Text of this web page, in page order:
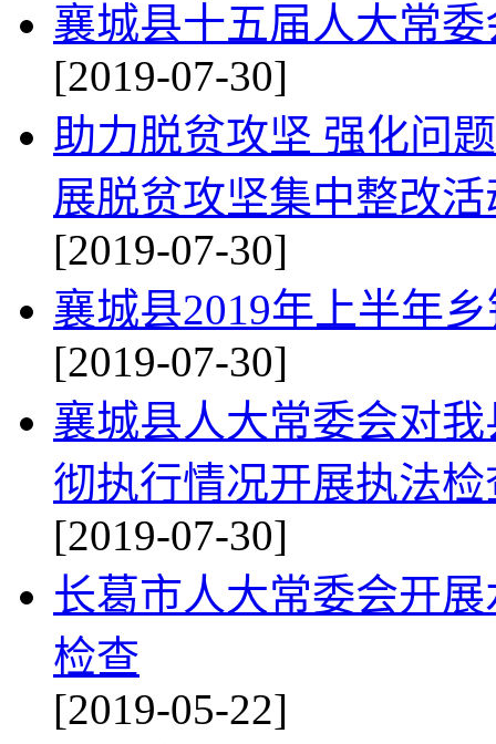
襄城县十五届人大常
[2019-07-30]
助力脱贫攻坚 强化问
展脱贫攻坚集中整改
[2019-07-30]
襄城县2019年上半年
[2019-07-30]
襄城县人大常委会对
彻执行情况开展执法检
[2019-07-30]
长葛市人大常委会开
检查
[2019-05-22]